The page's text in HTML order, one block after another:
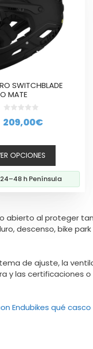
SWITCHBLADE
MATE
d
El
original
era:
299,00€.
209,00€El
actual
es:
209,00€.
OPCIONES
h Península
abierto al proteger
descenso, bike
de ajuste, la
y las certificaciones o
Endubikes qué